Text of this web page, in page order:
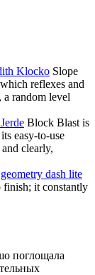
Klocko Slope
reflexes and
a random level
Block Blast is
easy-to-use
clearly,
geometry dash lite
finish; it constantly
поглощала